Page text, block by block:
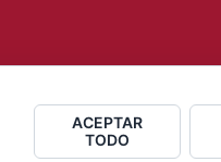
ACEPTAR
TODO